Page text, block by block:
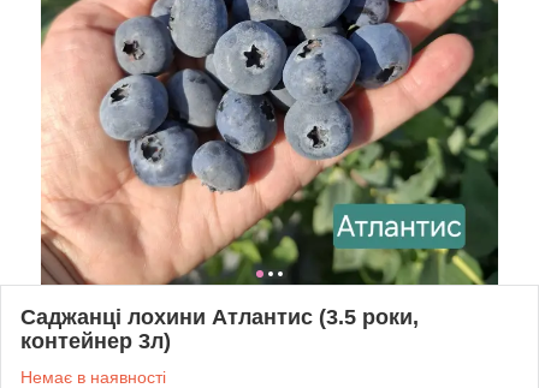
Саджанці лохини Атлантис (3.5 роки,
контейнер 3л)
Немає в наявності